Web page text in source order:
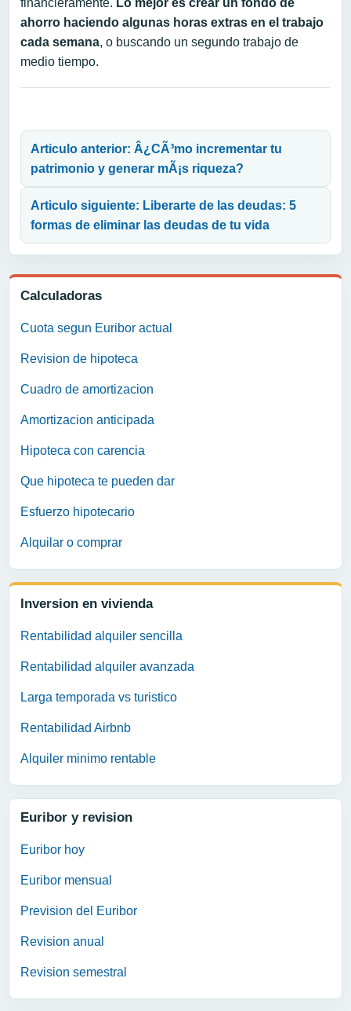
Calculadoras
Cuota segun Euribor actual
Revision de hipoteca
Cuadro de amortizacion
Amortizacion anticipada
Hipoteca con carencia
Que hipoteca te pueden dar
Esfuerzo hipotecario
Alquilar o comprar
Inversion en vivienda
Rentabilidad alquiler sencilla
Rentabilidad alquiler avanzada
Larga temporada vs turistico
Rentabilidad Airbnb
Alquiler minimo rentable
Euribor y revision
Euribor hoy
Euribor mensual
Prevision del Euribor
Revision anual
Revision semestral
financieramente. Lo mejor es crear un fondo de
ahorro haciendo algunas horas extras en el trabajo
cada semana, o buscando un segundo trabajo de
medio tiempo.
Articulo anterior: Â¿CÃ³mo incrementar tu
patrimonio y generar mÃ¡s riqueza?
Articulo siguiente: Liberarte de las deudas: 5
formas de eliminar las deudas de tu vida